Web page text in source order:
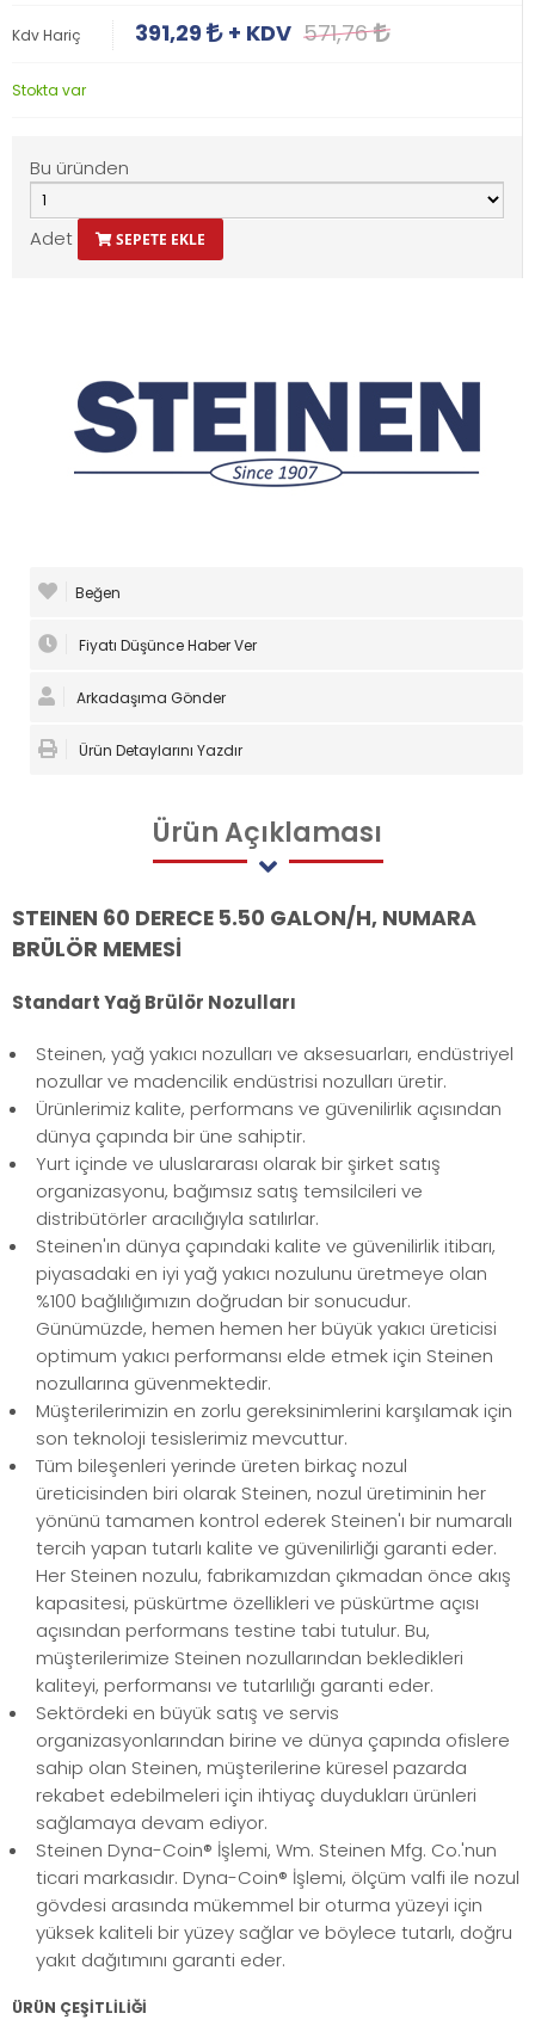
Kdv Hariç 391,29 + KDV 571,76
Stokta var
Bu üründen
Adet SEPETE EKLE
Beğen
Fiyatı Düşünce Haber Ver
Arkadaşıma Gönder
Ürün Detaylarını Yazdır
ÜrünAçıklaması
STEINEN 60 DERECE 5.50 GALON/H, NUMARA
BRÜLÖR MEMESİ
Standart Yağ Brülör Nozulları
Steinen, yağ yakıcı nozulları ve aksesuarları, endüstriyel
nozullar ve madencilik endüstrisi nozulları üretir.
Ürünlerimiz kalite, performans ve güvenilirlik açısından
dünya çapında bir üne sahiptir.
Yurt içinde ve uluslararası olarak bir şirket satış
organizasyonu, bağımsız satış temsilcileri ve
distribütörler aracılığıyla satılırlar.
Steinen'ın dünya çapındaki kalite ve güvenilirlik itibarı,
piyasadaki en iyi yağ yakıcı nozulunu üretmeye olan
%100 bağlılığımızın doğrudan bir sonucudur.
Günümüzde, hemen hemen her büyük yakıcı üreticisi
optimum yakıcı performansı elde etmek için Steinen
nozullarına güvenmektedir.
Müşterilerimizin en zorlu gereksinimlerini karşılamak için
son teknoloji tesislerimiz mevcuttur.
Tüm bileşenleri yerinde üreten birkaç nozul
üreticisinden biri olarak Steinen, nozul üretiminin her
yönünü tamamen kontrol ederek Steinen'ı bir numaralı
tercih yapan tutarlı kalite ve güvenilirliği garanti eder.
Her Steinen nozulu, fabrikamızdan çıkmadan önce akış
kapasitesi, püskürtme özellikleri ve püskürtme açısı
açısından performans testine tabi tutulur. Bu,
müşterilerimize Steinen nozullarından bekledikleri
kaliteyi, performansı ve tutarlılığı garanti eder.
Sektördeki en büyük satış ve servis
organizasyonlarından birine ve dünya çapında ofislere
sahip olan Steinen, müşterilerine küresel pazarda
rekabet edebilmeleri için ihtiyaç duydukları ürünleri
sağlamaya devam ediyor.
Steinen Dyna-Coin® İşlemi, Wm. Steinen Mfg. Co.'nun
ticari markasıdır. Dyna-Coin® İşlemi, ölçüm valfi ile nozul
gövdesi arasında mükemmel bir oturma yüzeyi için
yüksek kaliteli bir yüzey sağlar ve böylece tutarlı, doğru
yakıt dağıtımını garanti eder.
ÜRÜN ÇEŞİTLİLİĞİ